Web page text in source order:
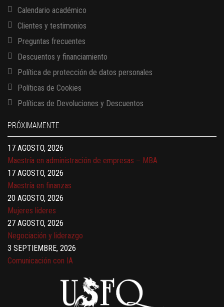
Calendario académico
Clientes y testimonios
Preguntas frecuentes
Descuentos y financiamiento
Política de protección de datos personales
Políticas de Cookies
Políticas de Devoluciones y Descuentos
PRÓXIMAMENTE
13 AGOSTO, 2026
17 AGOSTO, 2026
Gerencia de empresas familiares
17 AGOSTO, 2026
Maestría en administración de empresas – MBA
17 AGOSTO, 2026
Maestría en finanzas
20 AGOSTO, 2026
Mujeres líderes
27 AGOSTO, 2026
Negociación y liderazgo
3 SEPTIEMBRE, 2026
Comunicación con IA
Gobernanza de datos
13 AGOSTO, 2026